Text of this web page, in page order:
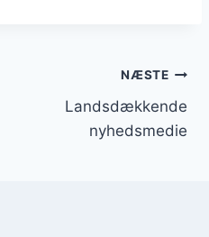
NÆSTE
Landsdækkende
nyhedsmedie